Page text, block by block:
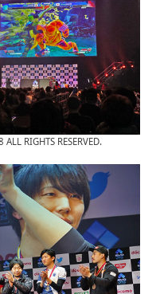
RIGHTS RESERVED.